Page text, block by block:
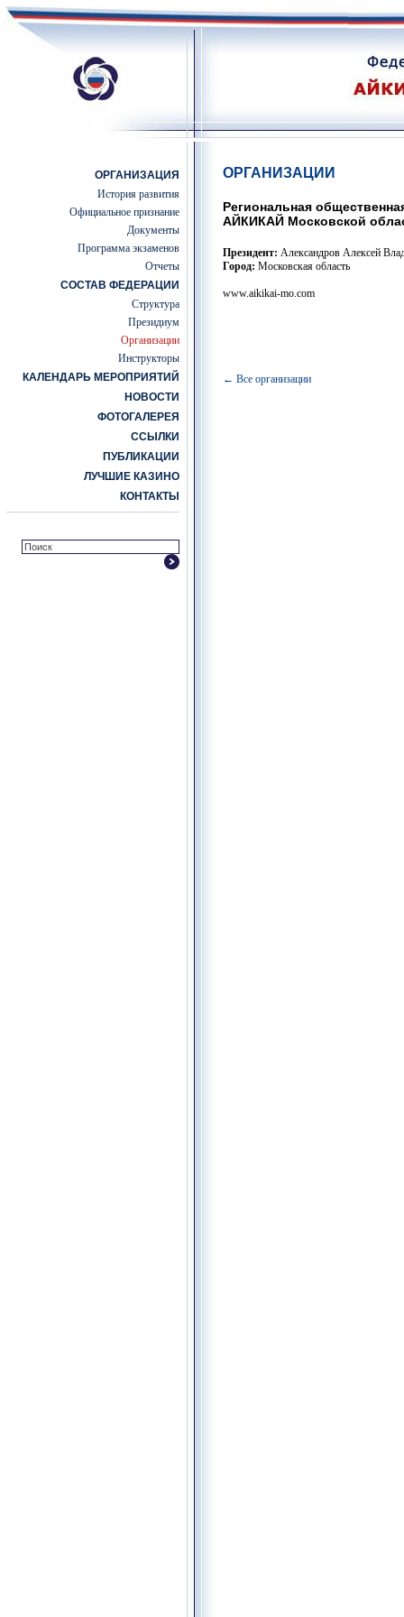
ОРГАНИЗАЦИЯ
История развития
Официальное признание
Документы
Программа экзаменов
Отчеты
СОСТАВ ФЕДЕРАЦИИ
Структура
Президиум
Организации
Инструкторы
КАЛЕНДАРЬ МЕРОПРИЯТИЙ
НОВОСТИ
ФОТОГАЛЕРЕЯ
ССЫЛКИ
ПУБЛИКАЦИИ
ЛУЧШИЕ КАЗИНО
КОНТАКТЫ
ОРГАНИЗАЦИИ
Региональная
АЙКИКАЙ Московской
Президент: Александров Алексей
Город: Московская область
www.aikikai-mo.com
← Все организации